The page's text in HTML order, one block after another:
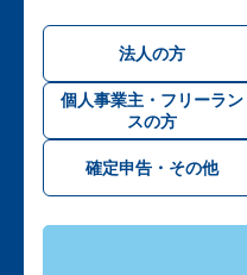
法人の方
個人事業主・フリーラン
スの方
確定申告・その他